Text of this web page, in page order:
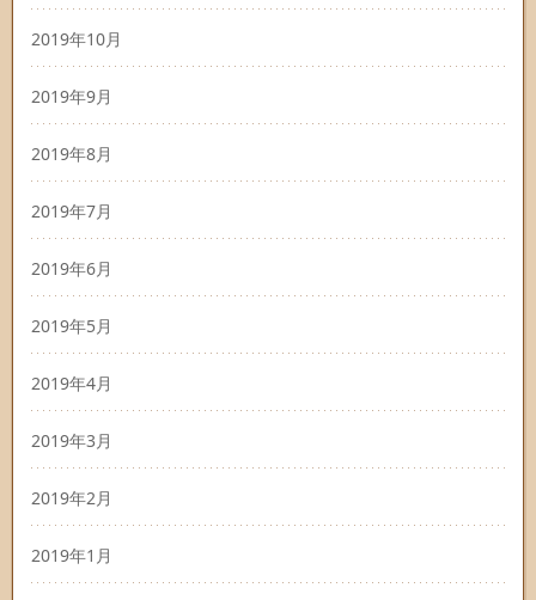
2019年10月
2019年9月
2019年8月
2019年7月
2019年6月
2019年5月
2019年4月
2019年3月
2019年2月
2019年1月